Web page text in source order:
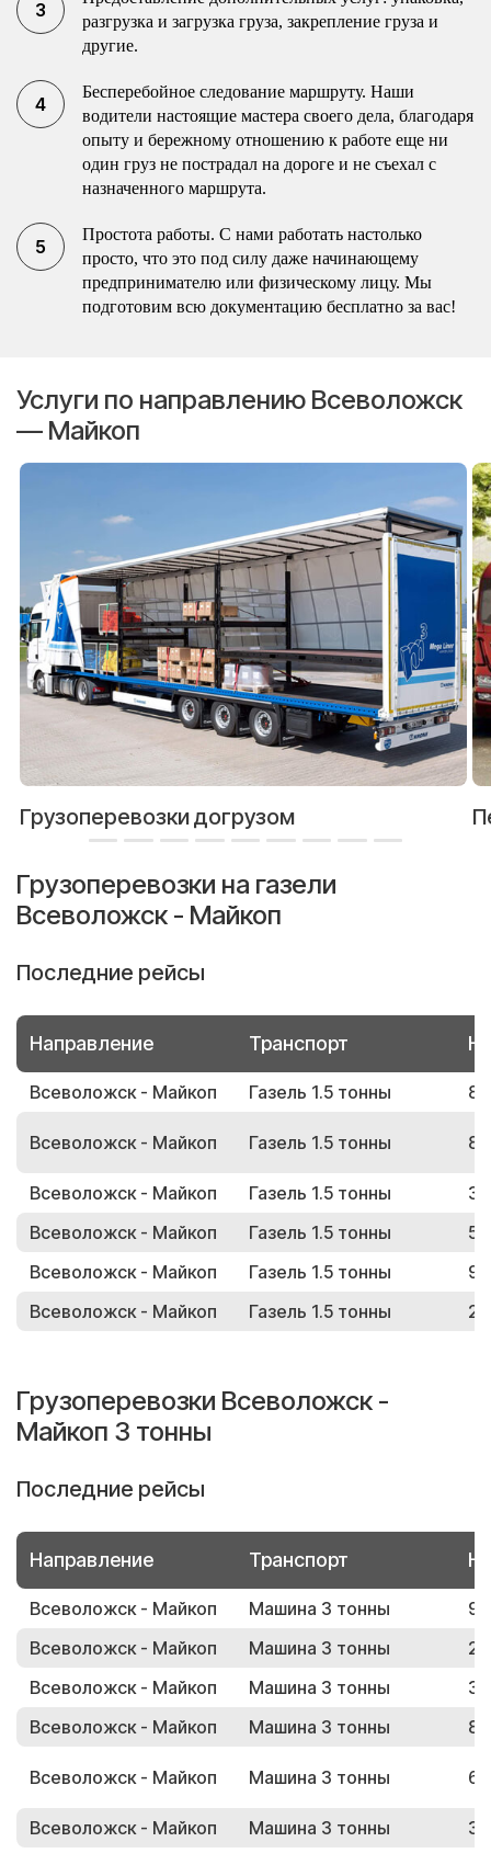
разгрузка и загрузка груза, закрепление груза и
другие.
Бесперебойное следование маршруту. Наши
водители настоящие мастера своего дела, благодаря
опыту и бережному отношению к работе еще ни
один груз не пострадал на дороге и не съехал с
назначенного маршрута.
Простота работы. С нами работать настолько
просто, что это под силу даже начинающему
предпринимателю или физическому лицу. Мы
подготовим всю документацию бесплатно за вас!
Услуги по направлению Всеволожск
— Майкоп
Грузоперевозки догрузом
Грузоперевозки на газели
Всеволожск - Майкоп
Последние рейсы
Направление Транспорт
Всеволожск - Майкоп Газель 1.5 тонны
Всеволожск - Майкоп Газель 1.5 тонны
Всеволожск - Майкоп Газель 1.5 тонны
Всеволожск - Майкоп
Газель 1.5 тонны
Всеволожск - Майкоп
Газель 1.5 тонны
Всеволожск - Майкоп
Газель 1.5 тонны
Грузоперевозки Всеволожск -
Майкоп 3 тонны
Последние рейсы
Направление Транспорт
Всеволожск - Майкоп Машина 3 тонны
Всеволожск - Майкоп
Машина 3 тонны
Всеволожск - Майкоп
Машина 3 тонны
Всеволожск - Майкоп
Машина 3 тонны
Всеволожск - Майкоп Машина 3 тонны
Всеволожск - Майкоп Машина 3 тонны